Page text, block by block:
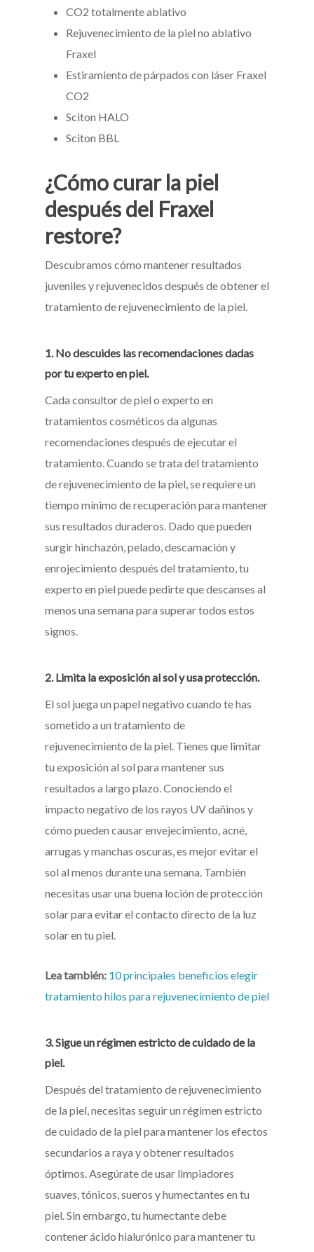
CO2 totalmente ablativo
Rejuvenecimiento de la piel no ablativo
Fraxel
Estiramiento de párpados con láser Fraxel
CO2
Sciton HALO
Sciton BBL
¿Cómo curar la piel
después del Fraxel
restore?
Descubramos cómo mantener resultados
juveniles y rejuvenecidos después de obtener el
tratamiento de rejuvenecimiento de la piel.
1. No descuides las recomendaciones dadas
por tu experto en piel.
Cada consultor de piel o experto en
tratamientos cosméticos da algunas
recomendaciones después de ejecutar el
tratamiento. Cuando se trata del tratamiento
de rejuvenecimiento de la piel, se requiere un
tiempo mínimo de recuperación para mantener
sus resultados duraderos. Dado que pueden
surgir hinchazón, pelado, descamación y
enrojecimiento después del tratamiento, tu
experto en piel puede pedirte que descanses al
menos una semana para superar todos estos
signos.
2. Limita la exposición al sol y usa protección.
El sol juega un papel negativo cuando te has
sometido a un tratamiento de
rejuvenecimiento de la piel. Tienes que limitar
tu exposición al sol para mantener sus
resultados a largo plazo. Conociendo el
impacto negativo de los rayos UV dañinos y
cómo pueden causar envejecimiento, acné,
arrugas y manchas oscuras, es mejor evitar el
sol al menos durante una semana. También
necesitas usar una buena loción de protección
solar para evitar el contacto directo de la luz
solar en tu piel.
Lea también: 10 principales beneficios elegir
tratamiento hilos para rejuvenecimiento de piel
3. Sigue un régimen estricto de cuidado de la
piel.
Después del tratamiento de rejuvenecimiento
de la piel, necesitas seguir un régimen estricto
de cuidado de la piel para mantener los efectos
secundarios a raya y obtener resultados
óptimos. Asegúrate de usar limpiadores
suaves, tónicos, sueros y humectantes en tu
piel. Sin embargo, tu humectante debe
contener ácido hialurónico para mantener tu